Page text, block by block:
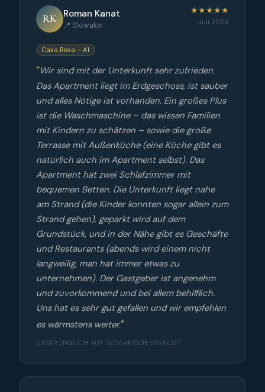
RK Roman Kanat
📍 Slowakei
★★★★★
Juli 2026
Casa Rosa – A1
Wir sind mit der Unterkunft sehr zufrieden.
Das Apartment liegt im Erdgeschoss, ist sauber
und alles Nötige ist vorhanden. Ein großes Plus
ist die Waschmaschine – das wissen Familien
mit Kindern zu schätzen – sowie die große
Terrasse mit Außenküche (eine Küche gibt es
natürlich auch im Apartment selbst). Das
Apartment hat zwei Schlafzimmer mit
bequemen Betten. Die Unterkunft liegt nahe
am Strand (die Kinder konnten sogar allein zum
Strand gehen), geparkt wird auf dem
Grundstück, und in der Nähe gibt es Geschäfte
und Restaurants (abends wird einem nicht
langweilig, man hat immer etwas zu
unternehmen). Der Gastgeber ist angenehm
und zuvorkommend und bei allem behilflich.
Uns hat es sehr gut gefallen und wir empfehlen
es wärmstens weiter.
URSPRÜNGLICH AUF SLOWAKISCH VERFASST